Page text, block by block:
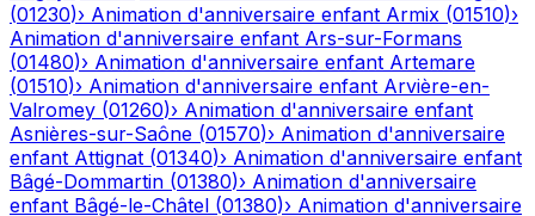
(01230)› Animation d'anniversaire enfant Armix (01510)›
Animation d'anniversaire enfant Ars-sur-Formans
(01480)› Animation d'anniversaire enfant Artemare
(01510)› Animation d'anniversaire enfant Arvière-en-
Valromey (01260)› Animation d'anniversaire enfant
Asnières-sur-Saône (01570)› Animation d'anniversaire
enfant Attignat (01340)› Animation d'anniversaire enfant
Bâgé-Dommartin (01380)› Animation d'anniversaire
enfant Bâgé-le-Châtel (01380)› Animation d'anniversaire